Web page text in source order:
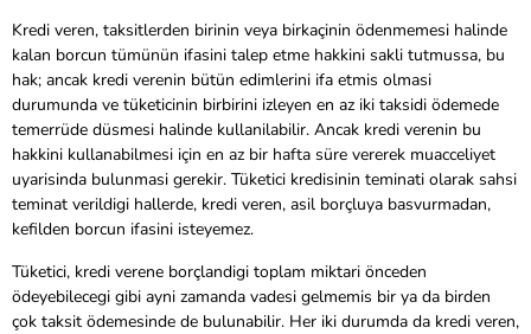
Kredi veren, taksitlerden birinin veya birkaçinin ödenmemesi halinde
kalan borcun tümünün ifasini talep etme hakkini sakli tutmussa, bu
hak; ancak kredi verenin bütün edimlerini ifa etmis olmasi
durumunda ve tüketicinin birbirini izleyen en az iki taksidi ödemede
temerrüde düsmesi halinde kullanilabilir. Ancak kredi verenin bu
hakkini kullanabilmesi için en az bir hafta süre vererek muacceliyet
uyarisinda bulunmasi gerekir. Tüketici kredisinin teminati olarak sahsi
teminat verildigi hallerde, kredi veren, asil borçluya basvurmadan,
kefilden borcun ifasini isteyemez.
Tüketici, kredi verene borçlandigi toplam miktari önceden
ödeyebilecegi gibi ayni zamanda vadesi gelmemis bir ya da birden
çok taksit ödemesinde de bulunabilir. Her iki durumda da kredi veren,